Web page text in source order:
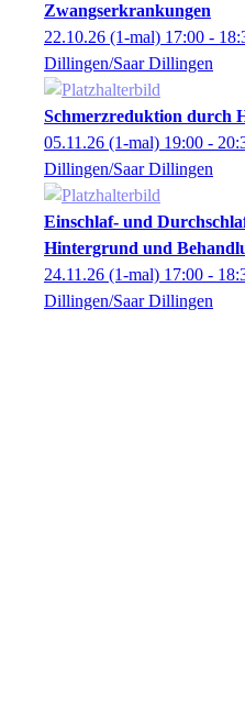
Zwangserkrankungen
22.10.26 (1-mal) 17:00 -
Dillingen/Saar Dillingen
Schmerzreduktion durch
05.11.26 (1-mal) 19:00 -
Dillingen/Saar Dillingen
Einschlaf- und
Hintergrund und
24.11.26 (1-mal) 17:00 -
Dillingen/Saar Dillingen